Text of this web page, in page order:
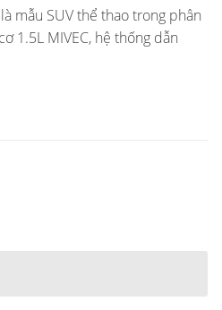
mẫu SUV thể thao trong phân
1.5L MIVEC, hệ thống dẫn